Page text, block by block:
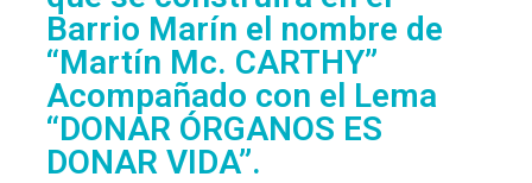
Barrio Marín el nombre de
“Martín Mc. CARTHY”
Acompañado con el Lema
“DONAR ÓRGANOS ES
DONAR VIDA”.